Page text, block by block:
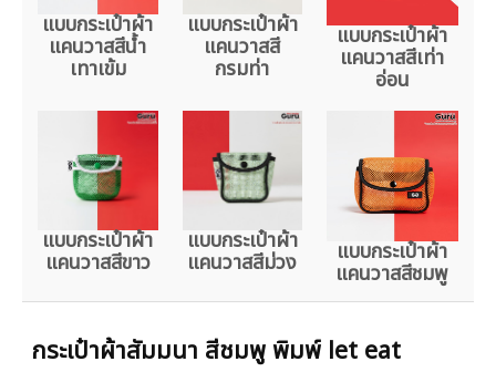
แบบกระเป๋าผ้า
แคนวาสสีน้ำ
เทาเข้ม
แบบกระเป๋าผ้า
แคนวาสสี
กรมท่า
แบบกระเป๋าผ้า
แคนวาสสีเท่า
อ่อน
แบบกระเป๋าผ้า
แคนวาสสีขาว
แบบกระเป๋าผ้า
แคนวาสสีม่วง แบบกระเป๋าผ้า
แคนวาสสีชมพู
กระเป๋าผ้าสัมมนา สีชมพู พิมพ์ let eat